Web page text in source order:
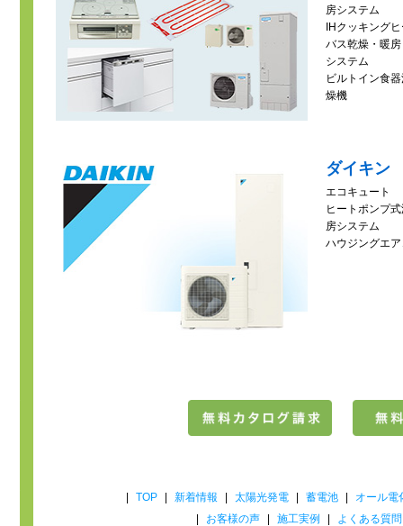
房システム
IHクッキング
バス乾燥・暖
システム
ビルトイン食
燥機
ダイキン
エコキュート
ヒートポンプ
房システム
ハウジングエ
TOP 新着情報 太陽光発電 蓄電池
オール電
お客様の声 施工実例 よくある質問